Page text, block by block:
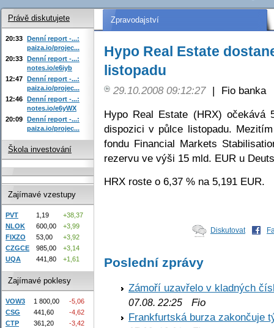
Zpravodajství
Hypo Real Estate
listopadu
29.10.2008 09:12:27 |
Fio banka
Hypo Real Estate (HRX)
dispozici v půlce listopadu.
fondu Financial Markets
rezervu ve výši 15 mld. EUR u
HRX roste o 6,37 % na 5,191 EUR.
Diskutovat
Poslední zprávy
Zámoří uzavřelo v kladných
07.08. 22:25 Fio
Frankfurtská burza zakončuje
Právě diskutujete
20:33 Denní report -...:
paiza.io/projec...
20:33 Denní report -...:
notes.io/e6iyb
12:47 Denní report -...:
paiza.io/projec...
12:46 Denní report -...:
notes.io/e6yWX
20:09 Denní report -...:
paiza.io/projec...
Škola investování
Zajímavé vzestupy
PVT 1,19
+38,37
NLOK
600,00
+3,99
FIXZO
53,00
+3,92
CZGCE
985,00
+3,14
UQA
441,80 +1,61
Zajímavé poklesy
VOW3 1 800,00
-5,06
CSG
441,60
-4,62
CTP
361,20
-3,42